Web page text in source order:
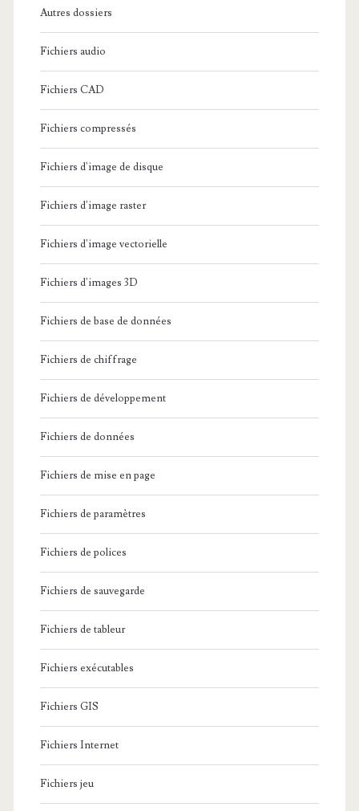
Autres dossiers
Fichiers audio
Fichiers CAD
Fichiers compressés
Fichiers d'image de disque
Fichiers d'image raster
Fichiers d'image vectorielle
Fichiers d'images 3D
Fichiers de base de données
Fichiers de chiffrage
Fichiers de développement
Fichiers de données
Fichiers de mise en page
Fichiers de paramètres
Fichiers de polices
Fichiers de sauvegarde
Fichiers de tableur
Fichiers exécutables
Fichiers GIS
Fichiers Internet
Fichiers jeu